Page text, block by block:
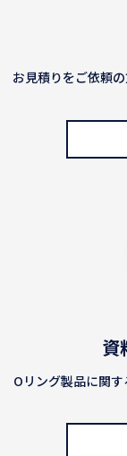
お見積りをご依頼
資
Oリング製品に関